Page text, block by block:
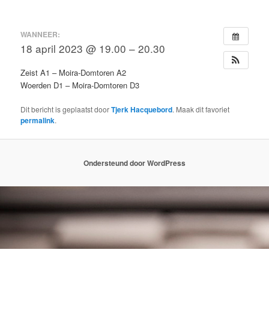
WANNEER:
18 april 2023 @ 19.00 – 20.30
Zeist A1 – Moira-Domtoren A2
Woerden D1 – Moira-Domtoren D3
Dit bericht is geplaatst doorTjerk Hacquebord. Maak dit favoriet
permalink.
Ondersteund door WordPress